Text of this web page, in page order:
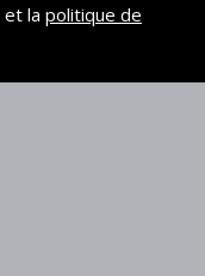
et la politique de